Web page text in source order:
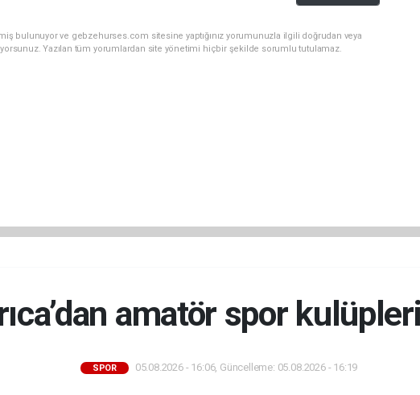
bulunuyor ve gebzehurses.com sitesine yaptığınız yorumunuzla ilgili doğrudan veya
Yazılan tüm yorumlardan site yönetimi hiçbir şekilde sorumlu tutulamaz.
amatör spor
SPOR 05.08.2026 - 16:06, Güncelleme: 05.08.2026 - 16:19